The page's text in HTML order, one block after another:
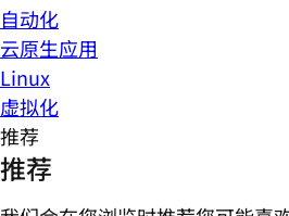
自动化
云原生应用
Linux
虚拟化
推荐
推荐